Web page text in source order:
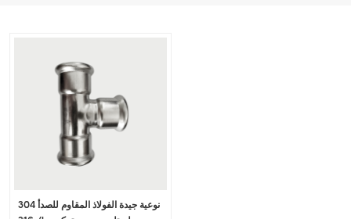
نوعية جيدة الفولاذ المقاوم للصدأ 304